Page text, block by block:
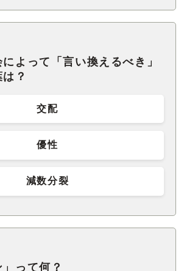
よって「言い換えるべき」
？
交配
優性
減数分裂
」って何？